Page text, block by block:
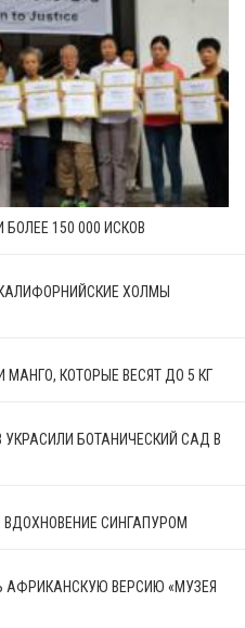
150 000 ИСКОВ
ХОЛМЫ
КОТОРЫЕ ВЕСЯТ ДО 5 КГ
БОТАНИЧЕСКИЙ САД В
СИНГАПУРОМ
АФРИКАНСКУЮ ВЕРСИЮ «МУЗЕЯ